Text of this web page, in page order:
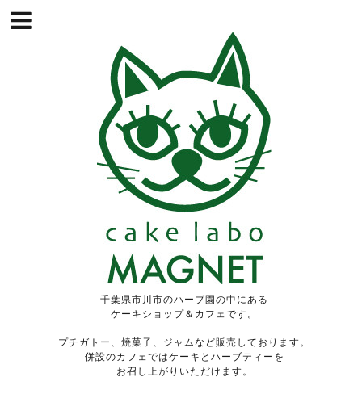
千葉県市川市のハーブ園の中にある
ケーキショップ＆カフェです。
プチガトー、焼菓子、ジャムなど販売しております。
併設のカフェではケーキとハーブティーを
お召し上がりいただけます。